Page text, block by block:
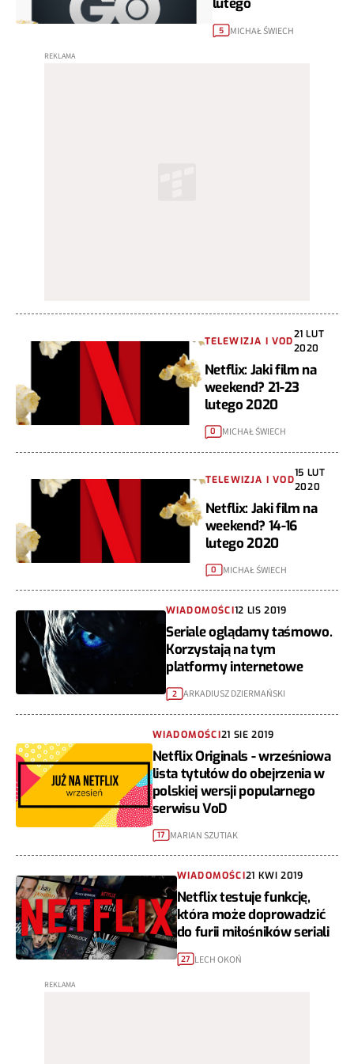
lutego
5 MICHAŁ ŚWIECH
TELEWIZJA I VOD
21 LUT
2020
Netflix: Jaki film na
weekend? 21-23
lutego 2020
0 MICHAŁ ŚWIECH
TELEWIZJA I VOD
15 LUT
2020
Netflix: Jaki film na
weekend? 14-16
lutego 2020
0 MICHAŁ ŚWIECH
WIADOMOŚCI12 LIS 2019
Seriale oglądamy taśmowo.
Korzystają na tym
platformy internetowe
2 ARKADIUSZ DZIERMAŃSKI
WIADOMOŚCI21 SIE 2019
Netflix Originals - wrześniowa
lista tytułów do obejrzenia w
polskiej wersji popularnego
serwisu VoD
17 MARIAN SZUTIAK
WIADOMOŚCI21 KWI 2019
Netflix testuje funkcję,
która może doprowadzić
do furii miłośników seriali
27 LECH OKOŃ